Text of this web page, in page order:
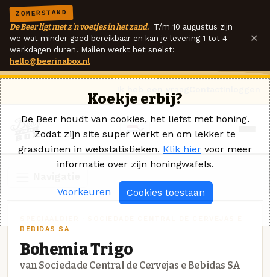
ZOMERSTAND
De Beer ligt met z'n voetjes in het zand. T/m 10 augustus zijn
we wat minder goed bereikbaar en kan je levering 1 tot 4
werkdagen duren. Mailen werkt het snelst:
hello@beerinabox.nl
×
BEBIDAS SA
Bohemia Trigo
van Sociedade Central de Cervejas e Bebidas SA
Koekje erbij?
De Beer houdt van cookies, het liefst met honing.
Zodat zijn site super werkt en om lekker te
grasduinen in webstatistieken. Klik hier voor meer
informatie over zijn honingwafels.
Voorkeuren Cookies toestaan